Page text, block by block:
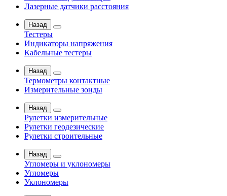
Лазерные датчики расстояния
Назад
Тестеры
Индикаторы напряжения
Кабельные тестеры
Назад
Термометры контактные
Измерительные зонды
Назад
Рулетки измерительные
Рулетки геодезические
Рулетки строительные
Назад
Угломеры и уклономеры
Угломеры
Уклономеры